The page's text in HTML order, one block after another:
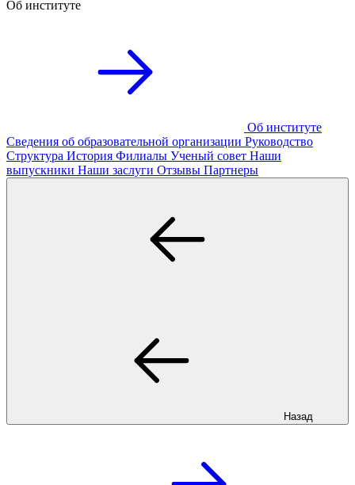
Об институте
Об институте
Сведения об образовательной организации Руководство
Структура История Филиалы Ученый совет Наши
выпускники Наши заслуги Отзывы Партнеры
Назад